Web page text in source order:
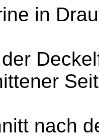
in
nach